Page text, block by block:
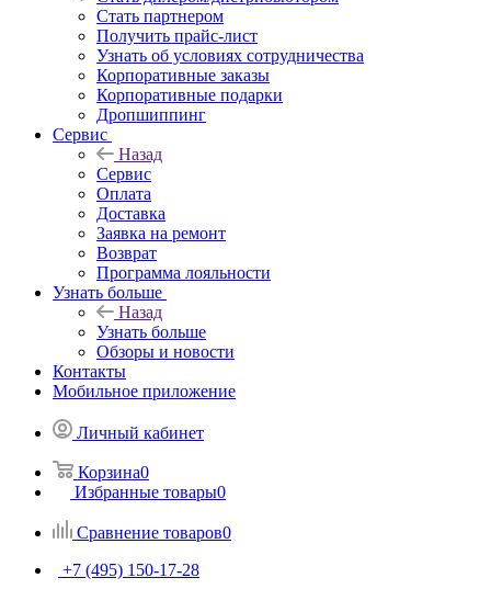
Стать партнером
Получить прайс-лист
Узнать об условиях сотрудничества
Корпоративные заказы
Корпоративные подарки
Дропшиппинг
Сервис
Назад
Сервис
Оплата
Доставка
Заявка на ремонт
Возврат
Программа лояльности
Узнать больше
Назад
Узнать больше
Обзоры и новости
Контакты
Мобильное приложение
Личный кабинет
Корзина0
Избранные товары0
Сравнение товаров0
+7 (495) 150-17-28